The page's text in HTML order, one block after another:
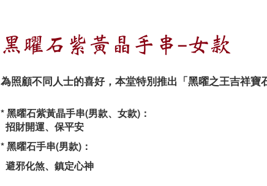
黑曜石紫黃晶手串-女款
為照顧不同人士的喜好，本堂特別推出「黑曜之王吉祥寶
* 黑曜石紫黃晶手串(男款、女款)：
招財開運、保平安
* 黑曜石手串(男款)：
避邪化煞、鎮定心神